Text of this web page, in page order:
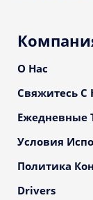
О Нас
Свяжитесь С
Ежедневные
Условия
Политика
Drivers